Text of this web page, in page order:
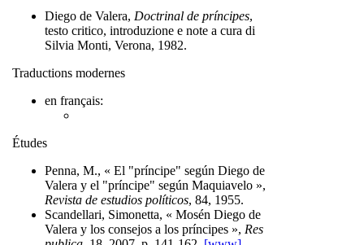
Diego de Valera, Doctrinal de príncipes,
testo critico, introduzione e note a cura di
Silvia Monti, Verona, 1982.
Traductions modernes
en français:
Études
Penna, M., « El "príncipe" según Diego de
Valera y el "príncipe" según Maquiavelo »,
Revista de estudios políticos, 84, 1955.
Scandellari, Simonetta, « Mosén Diego de
Valera y los consejos a los príncipes », Res